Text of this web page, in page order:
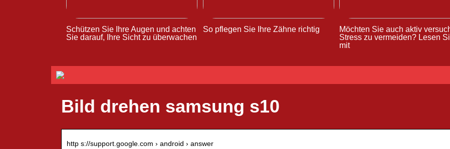
Schützen Sie Ihre Augen und achten
Sie darauf, Ihre Sicht zu überwachen
So pflegen Sie Ihre Zähne richtig
Möchten Sie auch aktiv
Stress zu vermeiden? Lesen
mit
Bild drehen samsung s10
http s://support.google.com › android › answer